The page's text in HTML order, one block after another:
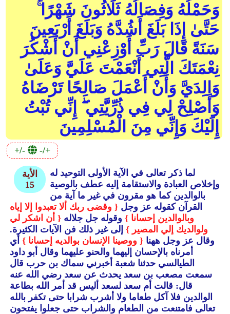
وَحَمْلُهُ وَفِصَالُهُ ثَلَاثُونَ شَهْرًا ۚ
حَتَّىٰ إِذَا بَلَغَ أَشُدَّهُ وَبَلَغَ أَرْبَعِينَ
سَنَةً قَالَ رَبِّ أَوْزِعْنِي أَنْ أَشْكُرَ
نِعْمَتَكَ الَّتِي أَنْعَمْتَ عَلَيَّ وَعَلَىٰ
وَالِدَيَّ وَأَنْ أَعْمَلَ صَالِحًا تَرْضَاهُ
وَأَصْلِحْ لِي فِي ذُرِّيَّتِي ۖ إِنِّي تُبْتُ
إِلَيْكَ وَإِنِّي مِنَ الْمُسْلِمِينَ
+/- -/+
الأية
15
لما ذكر تعالى في الآية الأولى التوحيد له
وإخلاص العبادة والاستقامة إليه عطف بالوصية
بالوالدين كما هو مقرون في غير ما آية من
القرآن كقوله عز وجل { وقضى ربك ألا تعبدوا إلا إياه
وبالوالدين إحسانا }وقوله جل جلاله { أن اشكر لي
ولوالديك إلي المصير }إلى غير ذلك فن الآيات الكثيرة.
وقال عز وجل ههنا { ووصينا الإنسان بوالديه إحسانا }أي
أمرناه بالإحسان إليهما والحنو عليهما وقال أبو داود
الطيالسي حدثنا شعبة أخبرني سماك بن حرب قال
سمعت مصعب بن سعد يحدث عن سعد رضي الله عنه
قال: قالت أم سعد لسعد أليس قد أمر الله بطاعة
الوالدين فلا آكل طعاما ولا أشرب شرابا حتى تكفر بالله
تعالى فامتنعت من الطعام والشراب حتى جعلوا يفتحون